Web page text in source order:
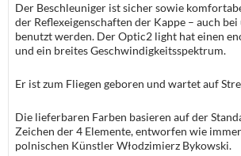
Der Beschleuniger ist sicher sowie
der Reflexeigenschaften der Kappe – auch
benutzt werden. Der Optic2 light hat einen
und ein breites Geschwindigkeitsspektrum.
Er ist zum Fliegen geboren und wartet auf
Die lieferbaren Farben basieren auf der
Zeichen der 4 Elemente, entworfen wie
polnischen Künstler Włodzimierz Bykowski.